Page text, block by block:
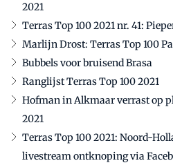
2021
Terras Top 100 2021 nr. 41:
Marlijn Drost: Terras Top 100
Bubbels voor bruisend Brasa
Ranglijst Terras Top 100 2021
Hofman in Alkmaar verrast op
2021
Terras Top 100 2021: Noord-
livestream ontknoping via